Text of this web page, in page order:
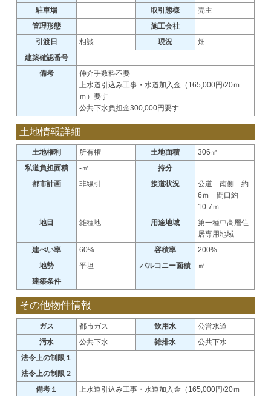
駐車場
取引態様
売主
管理形態
施工会社
引渡日
相談 現況
畑
建築確認番号
-
備考
仲介手数料不要
上水道引込み工事・水道加入金（165,000円/20ｍ
ｍ）要す
公共下水負担金300,000円要す
土地情報詳細
土地権利 所有権 土地面積
306㎡
私道負担面積
-㎡
持分
都市計画
非線引 接道状況
公道 南側 約
6ｍ 間口約
10.7ｍ
地目
雑種地 用途地域
第一種中高層住
居専用地域
建ぺい率
60% 容積率
200%
地勢
平坦 バルコニー面積
㎡
建築条件
その他物件情報
ガス 都市ガス 飲用水
公営水道
汚水
公共下水 雑排水
公共下水
法令上の制限１
法令上の制限２
備考１
上水道引込み工事・水道加入金（165,000円/20ｍ